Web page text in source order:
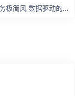
公司介绍 商务极简风 数据驱动的协作未来